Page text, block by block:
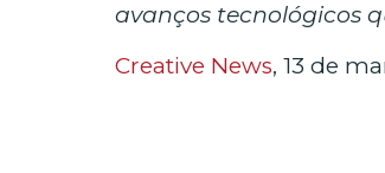
avanços tecnológicos
Creative News, 13 de